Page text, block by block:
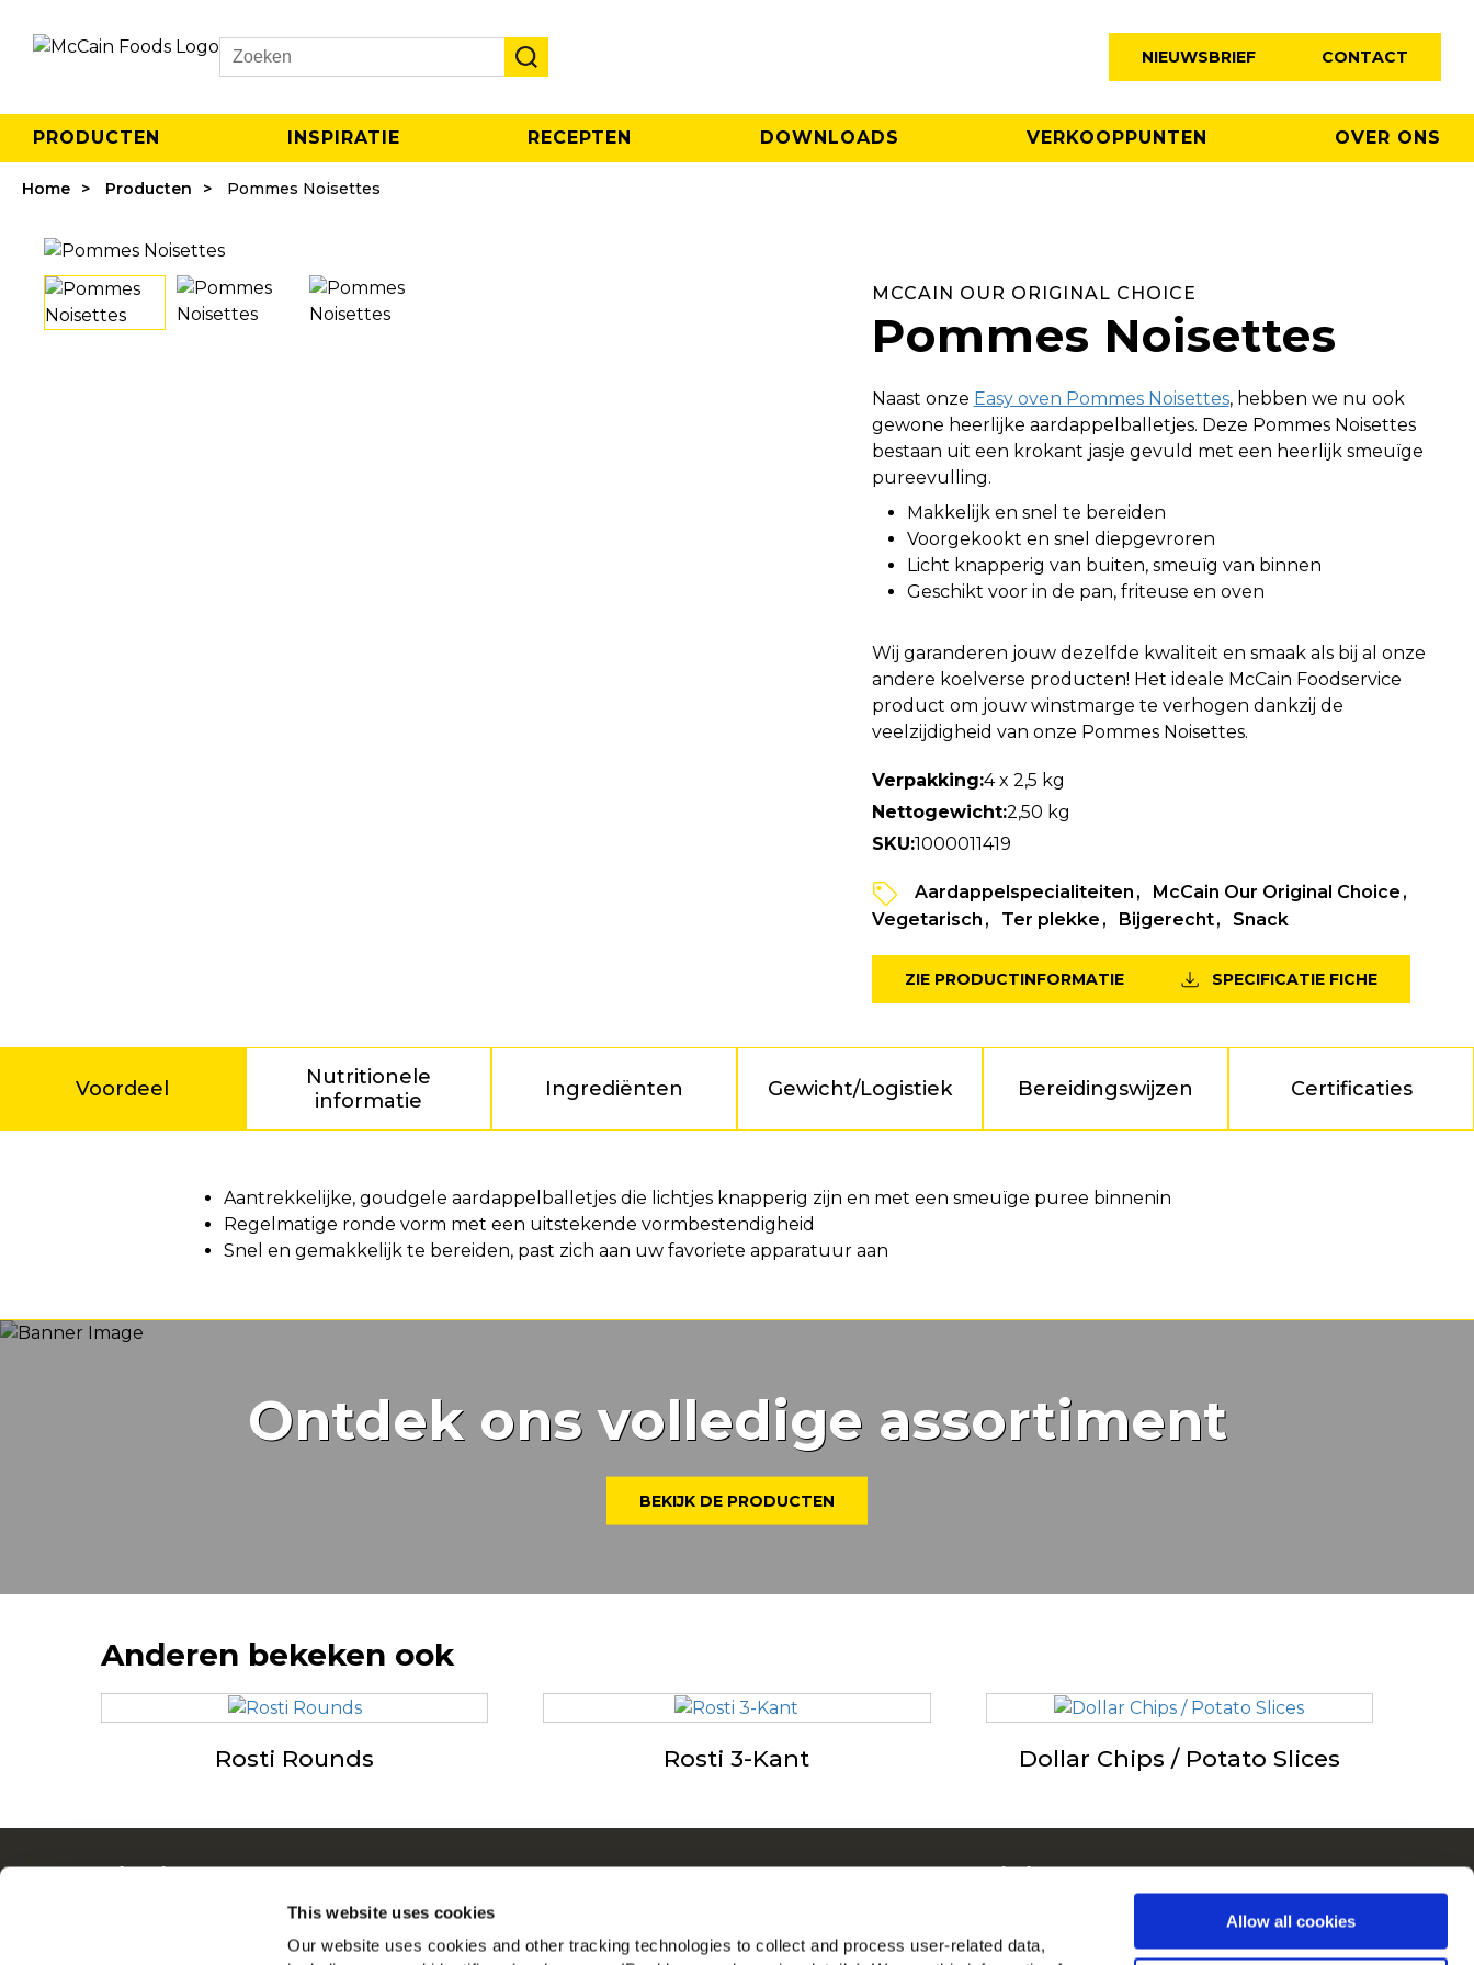
This website uses cookies
Our website uses cookies and other tracking technologies to collect and process user-related data,
Allow all cookies
Search
NIEUWSBRIEF CONTACT
PRODUCTEN INSPIRATIE RECEPTEN DOWNLOADS VERKOOPPUNTEN OVER ONS
Home Producten Pommes Noisettes
MCCAIN OUR ORIGINAL CHOICE
Pommes Noisettes
Naast onze Easy oven Pommes Noisettes, hebben we nu ook
gewone heerlijke aardappelballetjes. Deze Pommes Noisettes
bestaan uit een krokant jasje gevuld met een heerlijk smeuïge
pureevulling.
Makkelijk en snel te bereiden
Voorgekookt en snel diepgevroren
Licht knapperig van buiten, smeuïg van binnen
Geschikt voor in de pan, friteuse en oven
Wij garanderen jouw dezelfde kwaliteit en smaak als bij al onze
andere koelverse producten! Het ideale McCain Foodservice
product om jouw winstmarge te verhogen dankzij de
veelzijdigheid van onze Pommes Noisettes.
Verpakking:4 x 2,5 kg
Nettogewicht:2,50 kg
SKU:1000011419
Aardappelspecialiteiten
McCain Our Original Choice
Vegetarisch
Ter plekke Bijgerecht Snack
ZIE PRODUCTINFORMATIE SPECIFICATIE FICHE
Voordeel
Nutritionele
informatie
Ingrediënten Gewicht/Logistiek Bereidingswijzen Certificaties
Aantrekkelijke, goudgele aardappelballetjes die lichtjes knapperig zijn en met een smeuïge puree binnenin
Regelmatige ronde vorm met een uitstekende vormbestendigheid
Snel en gemakkelijk te bereiden, past zich aan uw favoriete apparatuur aan
Ontdek ons volledige assortiment
BEKIJK DE PRODUCTEN
Anderen bekeken ook
Rosti Rounds Rosti 3-Kant Dollar Chips / Potato Slices
Navigatie Over ons
Driven by Our Roots
Banen
McCain in Europa